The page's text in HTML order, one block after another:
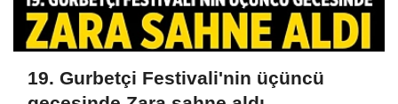
19. Gurbetçi Festivali'nin üçüncü